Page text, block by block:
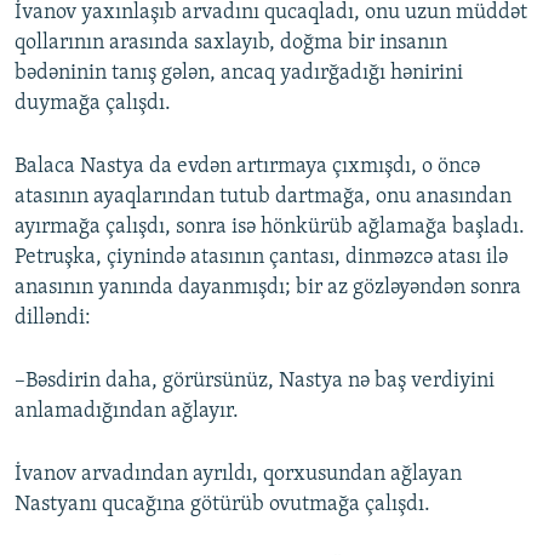
İvanov yaxınlaşıb arvadını qucaqladı, onu uzun müddət
qollarının arasında saxlayıb, doğma bir insanın
bədəninin tanış gələn, ancaq yadırğadığı hənirini
duymağa çalışdı.
Balaca Nastya da evdən artırmaya çıxmışdı, o öncə
atasının ayaqlarından tutub dartmağa, onu anasından
ayırmağa çalışdı, sonra isə hönkürüb ağlamağa başladı.
Petruşka, çiynində atasının çantası, dinməzcə atası ilə
anasının yanında dayanmışdı; bir az gözləyəndən sonra
dilləndi:
–Bəsdirin daha, görürsünüz, Nastya nə baş verdiyini
anlamadığından ağlayır.
İvanov arvadından ayrıldı, qorxusundan ağlayan
Nastyanı qucağına götürüb ovutmağa çalışdı.